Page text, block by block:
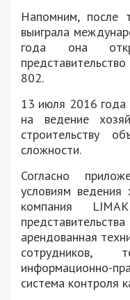
Напомним, после
выиграла
года она
802.
13 июля 2016 года
на ведение
строительству
сложности.
Согласно
условиям ведения
компания
арендованная
сотрудников,
система контроля